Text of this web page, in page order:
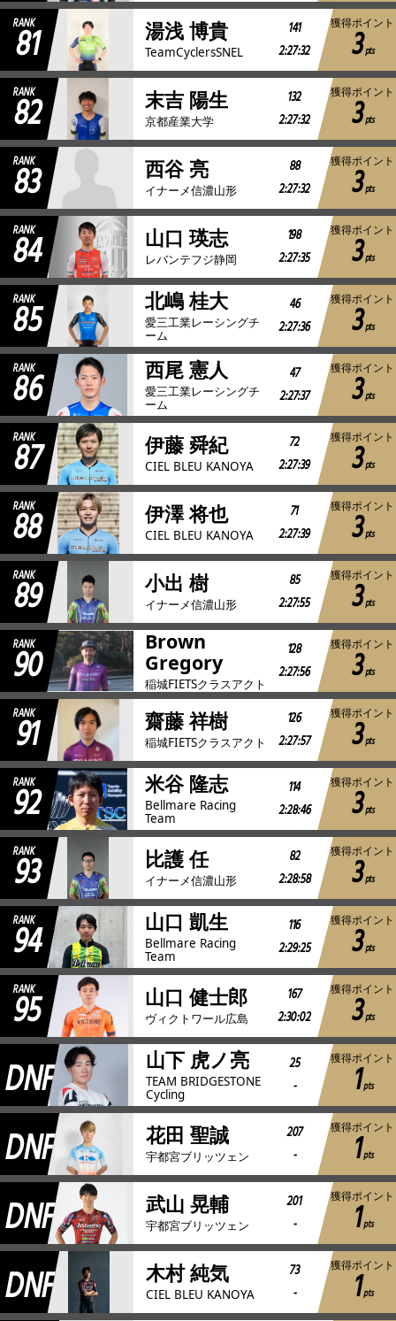
RANK
81 湯浅 博貴
TeamCyclersSNEL
141
2:27:32
獲得ポイント
3pts
RANK
82 末吉 陽生
京都産業大学
132
2:27:32
獲得ポイント
3pts
RANK
83 西谷 亮
イナーメ信濃山形
88
2:27:32
獲得ポイント
3pts
RANK
84 山口 瑛志
レバンテフジ静岡
198
2:27:35
獲得ポイント
3pts
RANK
85 北嶋 桂大
愛三工業レーシングチ
ーム
46
2:27:36
獲得ポイント
3pts
RANK
86 西尾 憲人
愛三工業レーシングチ
ーム
47
2:27:37
獲得ポイント
3pts
RANK
87 伊藤 舜紀
CIEL BLEU KANOYA
72
2:27:39
獲得ポイント
3pts
RANK
88 伊澤 将也
CIEL BLEU KANOYA
71
2:27:39
獲得ポイント
3pts
RANK
89 小出 樹
イナーメ信濃山形
85
2:27:55
獲得ポイント
3pts
RANK
90
Brown
Gregory
稲城FIETSクラスアクト
128
2:27:56
獲得ポイント
3pts
RANK
91 齋藤 祥樹
稲城FIETSクラスアクト
126
2:27:57
獲得ポイント
3pts
RANK
92 米谷 隆志
Bellmare Racing
Team
114
2:28:46
獲得ポイント
3pts
RANK
93 比護 任
イナーメ信濃山形
82
2:28:58
獲得ポイント
3pts
RANK
94 山口 凱生
Bellmare Racing
Team
116
2:29:25
獲得ポイント
3pts
RANK
95 山口 健士郎
ヴィクトワール広島
167
2:30:02
獲得ポイント
3pts
DNF 山下 虎ノ亮
TEAM BRIDGESTONE
Cycling
25
-
獲得ポイント
1pts
DNF 花田 聖誠
宇都宮ブリッツェン
207
-
獲得ポイント
1pts
DNF 武山 晃輔
宇都宮ブリッツェン
201
-
獲得ポイント
1pts
DNF 木村 純気
CIEL BLEU KANOYA
73
-
獲得ポイント
1pts